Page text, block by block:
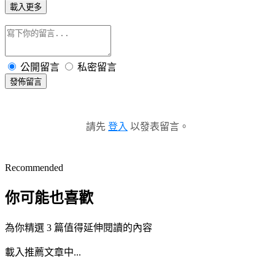
載入更多
公開留言 私密留言
發佈留言
請先 登入 以發表留言。
Recommended
你可能也喜歡
為你精選 3 篇值得延伸閱讀的內容
載入推薦文章中...